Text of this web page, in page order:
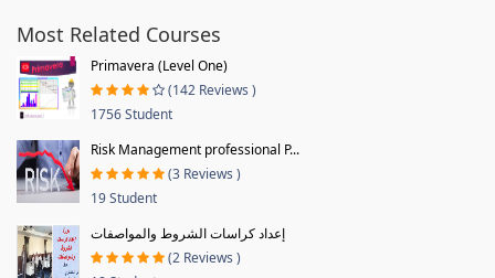
Most Related Courses
Primavera (Level One)
(142 Reviews )
1756 Student
Risk Management professional P...
(3 Reviews )
19 Student
إعداد كراسات الشروط والمواصفات
(2 Reviews )